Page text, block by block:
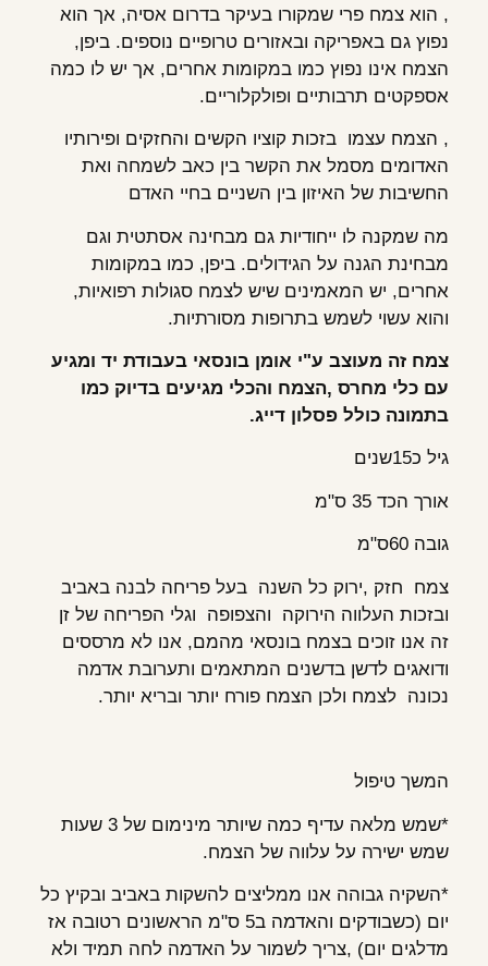
, הוא צמח פרי שמקורו בעיקר בדרום אסיה, אך הוא
נפוץ גם באפריקה ובאזורים טרופיים נוספים. ביפן,
הצמח אינו נפוץ כמו במקומות אחרים, אך יש לו כמה
אספקטים תרבותיים ופולקלוריים.
, הצמח עצמו בזכות קוציו הקשים והחזקים ופירותיו
האדומים מסמל את הקשר בין כאב לשמחה ואת
החשיבות של האיזון בין השניים בחיי האדם
מה שמקנה לו ייחודיות גם מבחינה אסתטית וגם
מבחינת הגנה על הגידולים. ביפן, כמו במקומות
אחרים, יש המאמינים שיש לצמח סגולות רפואיות,
והוא עשוי לשמש בתרופות מסורתיות.
צמח זה מעוצב ע"י אומן בונסאי בעבודת יד ומגיע
עם כלי מחרס ,הצמח והכלי מגיעים בדיוק כמו
בתמונה כולל פסלון דייג.
גיל כ15שנים
אורך הכד 35 ס"מ
גובה 60ס"מ
צמח חזק ,ירוק כל השנה בעל פריחה לבנה באביב
ובזכות העלווה הירוקה והצפופה וגלי הפריחה של זן
זה אנו זוכים בצמח בונסאי מהמם, אנו לא מרססים
ודואגים לדשן בדשנים המתאמים ותערובת אדמה
נכונה לצמח ולכן הצמח פורח יותר ובריא יותר.
המשך טיפול
*שמש מלאה עדיף כמה שיותר מינימום של 3 שעות
שמש ישירה על עלווה של הצמח.
*השקיה גבוהה אנו ממליצים להשקות באביב ובקיץ כל
יום (כשבודקים והאדמה ב5 ס"מ הראשונים רטובה אז
מדלגים יום) ,צריך לשמור על האדמה לחה תמיד ולא